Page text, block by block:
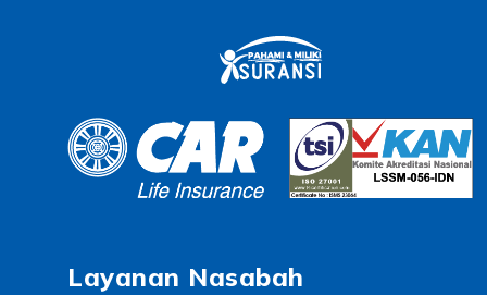
Layanan Nasabah